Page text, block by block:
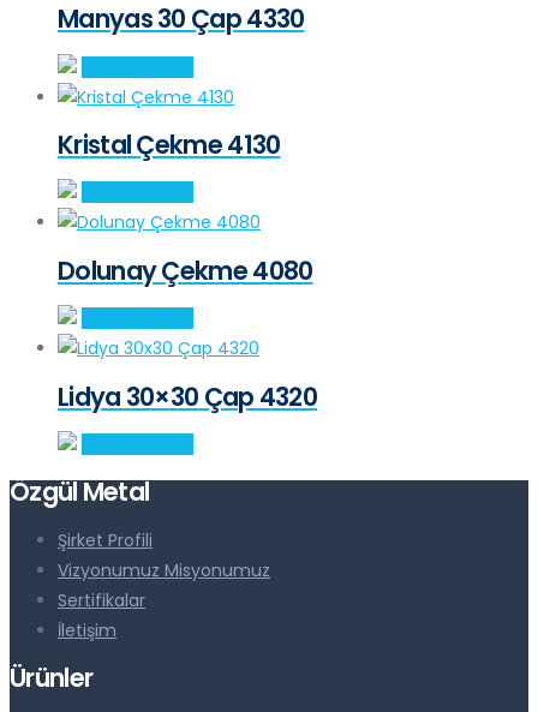
Manyas 30 Çap 4330
Kristal Çekme 4130
Dolunay Çekme 4080
Lidya 30×30 Çap 4320
Özgül Metal
Şirket Profili
Vizyonumuz Misyonumuz
Sertifikalar
İletişim
Ürünler